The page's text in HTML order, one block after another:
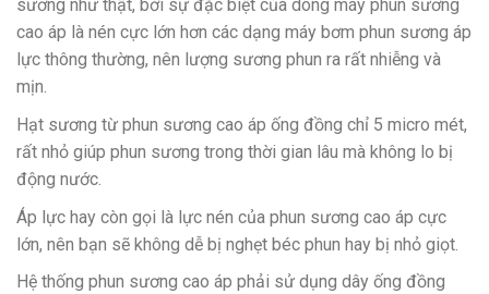
sương như thật, bởi sự đặc biệt của dòng máy phun sương
cao áp là nén cực lớn hơn các dạng máy bơm phun sương áp
lực thông thường, nên lượng sương phun ra rất nhiễng và
mịn.
Hạt sương từ phun sương cao áp ống đồng chỉ 5 micro mét,
rất nhỏ giúp phun sương trong thời gian lâu mà không lo bị
động nước.
Áp lực hay còn gọi là lực nén của phun sương cao áp cực
lớn, nên bạn sẽ không dễ bị nghẹt béc phun hay bị nhỏ giọt.
Hệ thống phun sương cao áp phải sử dụng dây ống đồng